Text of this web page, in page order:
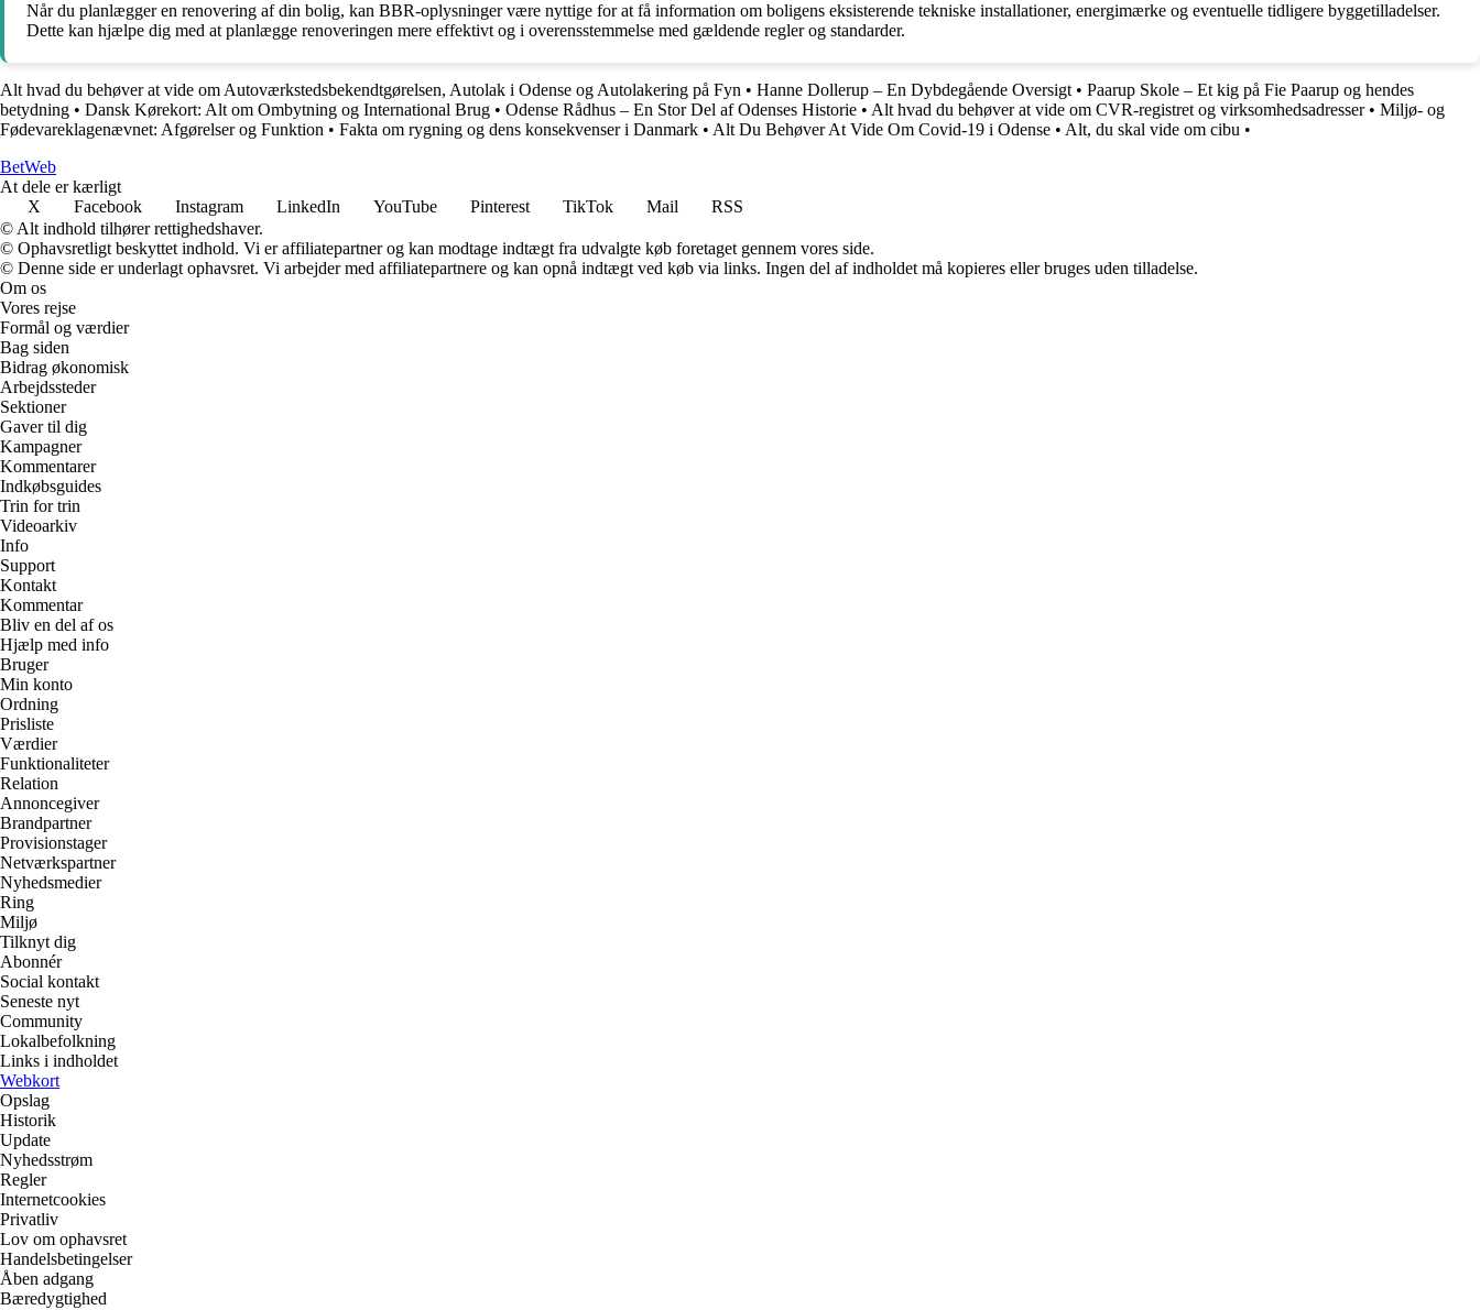
Når du planlægger en renovering af din bolig, kan BBR-oplysninger være nyttige for at få information om boligens eksisterende tekniske installationer, energimærke og eventuelle tidligere byggetilladelser.
Dette kan hjælpe dig med at planlægge renoveringen mere effektivt og i overensstemmelse med gældende regler og standarder.
Alt hvad du behøver at vide om Autoværkstedsbekendtgørelsen, Autolak i Odense og Autolakering på Fyn • Hanne Dollerup – En Dybdegående Oversigt • Paarup Skole – Et kig på Fie Paarup og hendes
betydning • Dansk Kørekort: Alt om Ombytning og International Brug • Odense Rådhus – En Stor Del af Odenses Historie • Alt hvad du behøver at vide om CVR-registret og virksomhedsadresser• Miljø- og
Fødevareklagenævnet: Afgørelser og Funktion • Fakta om rygning og dens konsekvenser i Danmark • Alt Du Behøver At Vide Om Covid-19 i Odense • Alt, du skal vide om cibu •
BetWeb
At dele er kærligt
X
Facebook Instagram LinkedIn YouTube Pinterest TikTok Mail
RSS
© Alt indhold tilhører rettighedshaver.
© Ophavsretligt beskyttet indhold. Vi er affiliatepartner og kan modtage indtægt fra udvalgte køb foretaget gennem vores side.
© Denne side er underlagt ophavsret. Vi arbejder med affiliatepartnere og kan opnå indtægt ved køb via links. Ingen del af indholdet må kopieres eller bruges uden tilladelse.
Om os
Vores rejse
Formål og værdier
Bag siden
Bidrag økonomisk
Arbejdssteder
Sektioner
Gaver til dig
Kampagner
Kommentarer
Indkøbsguides
Trin for trin
Videoarkiv
Info
Support
Kontakt
Kommentar
Bliv en del af os
Hjælp med info
Bruger
Min konto
Ordning
Prisliste
Værdier
Funktionaliteter
Relation
Annoncegiver
Brandpartner
Provisionstager
Netværkspartner
Nyhedsmedier
Ring
Miljø
Tilknyt dig
Abonnér
Social kontakt
Seneste nyt
Community
Lokalbefolkning
Links i indholdet
Webkort
Opslag
Historik
Update
Nyhedsstrøm
Regler
Internetcookies
Privatliv
Lov om ophavsret
Handelsbetingelser
Åben adgang
Bæredygtighed